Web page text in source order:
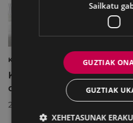
KIROLAK
Kirol-instalazioetako
dira abuztuan,
2026/07/29
Sailkatu
GUZTIAK
GUZTIAK
XEHETASUNAK